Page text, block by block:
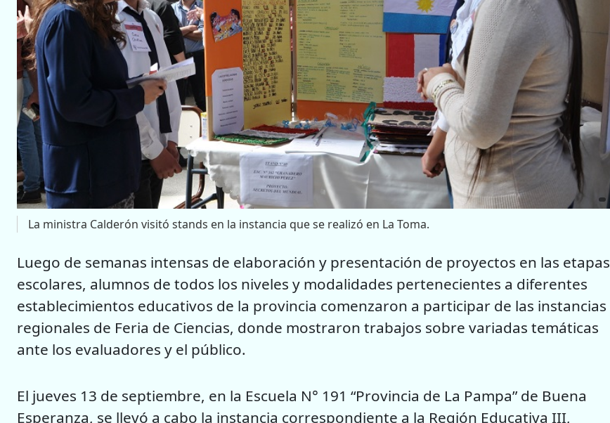
La ministra Calderón visitó stands en la instancia que se realizó en La Toma.
Luego de semanas intensas de elaboración y presentación de proyectos en las etapas
escolares, alumnos de todos los niveles y modalidades pertenecientes a diferentes
establecimientos educativos de la provincia comenzaron a participar de las instancias
regionales de Feria de Ciencias, donde mostraron trabajos sobre variadas temáticas
ante los evaluadores y el público.
El jueves 13 de septiembre, en la Escuela N° 191 “Provincia de La Pampa” de Buena
Esperanza, se llevó a cabo la instancia correspondiente a la Región Educativa III,